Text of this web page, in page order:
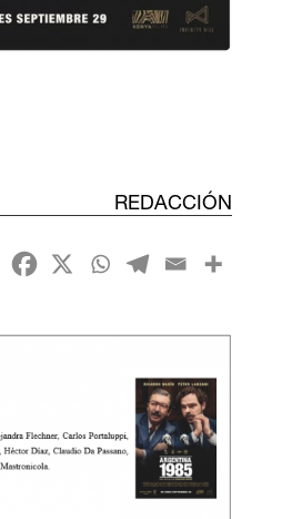
REDACCIÓN